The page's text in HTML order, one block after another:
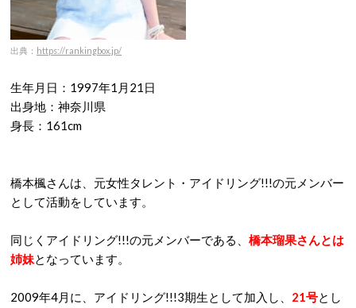
出典： https://rankingbox.jp/
生年月日：1997年1月21日
出身地：神奈川県
身長：161cm
橋本楓さんは、元女性タレント・アイドリング!!!の元メンバー
として活動をしています。
同じくアイドリング!!!の元メンバーである、 橋本瑠果さんとは
姉妹となっています。
2009年4月に、アイドリング!!!3期生として加入し、 21号とし